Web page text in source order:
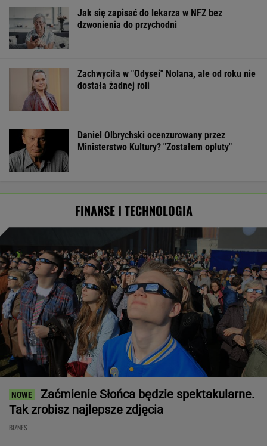
Jak się zapisać do lekarza w NFZ bez
dzwonienia do przychodni
Zachwyciła w "Odysei" Nolana, ale od roku nie
dostała żadnej roli
Daniel Olbrychski ocenzurowany przez
Ministerstwo Kultury? "Zostałem opluty"
FINANSE I TECHNOLOGIA
Zaćmienie Słońca będzie spektakularne.
Tak zrobisz najlepsze zdjęcia
BIZNES